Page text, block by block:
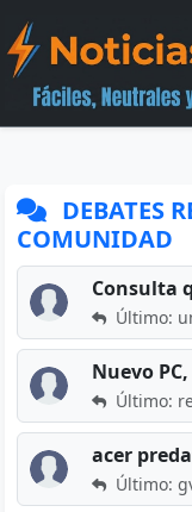
DEBATES
COMUNIDAD
Consulta
Último:
Nuevo
Último:
Último: